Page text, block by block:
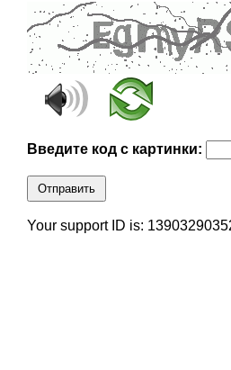
Введите код с картинки:
Отправить
Your support ID is: